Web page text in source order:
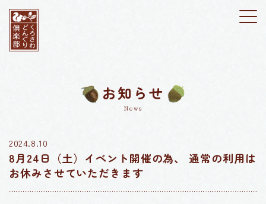
お知らせ
News
2024.8.10
8月24日（土）イベント開催の為、 通常の利用は
お休みさせていただきます